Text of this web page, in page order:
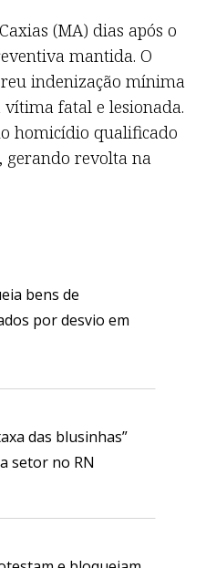
(MA) dias após o
mantida. O
indenização mínima
fatal e lesionada.
homicídio qualificado
gerando revolta na
bens de
por desvio em
das blusinhas”
setor no RN